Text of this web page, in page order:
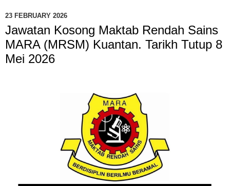
23 FEBRUARY 2026
Jawatan Kosong Maktab Rendah Sains
MARA (MRSM) Kuantan. Tarikh Tutup 8
Mei 2026